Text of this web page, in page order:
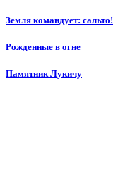
Земля командует: сальто!
Рожденные в огне
Памятник Лукичу